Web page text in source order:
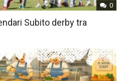
0
Subito derby tra